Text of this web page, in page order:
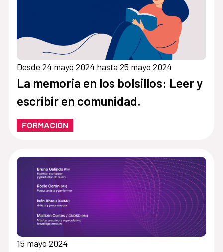
Desde 24 mayo 2024 hasta 25 mayo 2024
La memoria en los bolsillos: Leer y
escribir en comunidad.
FORMACIÓN
15 mayo 2024